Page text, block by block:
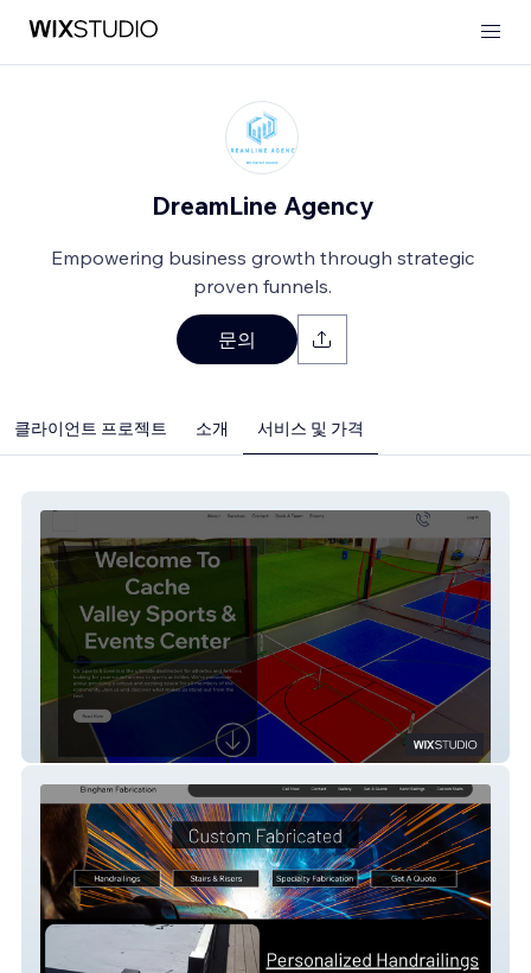
DreamLine Agency
Empowering business growth through strategic
proven funnels.
문의
클라이언트 프로젝트 소개 서비스 및 가격
CV Sports Center